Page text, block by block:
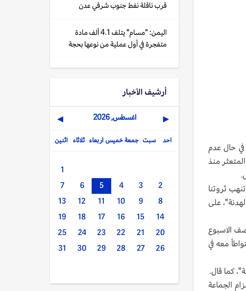
في حال عدم
منذ
ثروتنا
على
الاسبوع
معه في
كما قال.
الجماعة
قرب ناقلة نفط جنوب شرقي عدن
اليمن: "مسام" يتلف 4.1 ألف مادة
متفجرة في أول عملية من نوعها بحجة
أرشيف الأخبار
◀ اغسطس, 2026 ▶
اثنين ثلاثاء اربعاء خميس جمعة سبت احد
1
2
3
4
5
6
7
8
9
10
11
12
13
14
15
16
17
18
19
20
21
22
23
24
25
26
27
28
29
30
31